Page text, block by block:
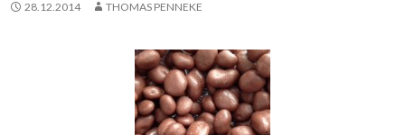
28.12.2014 THOMAS PENNEKE